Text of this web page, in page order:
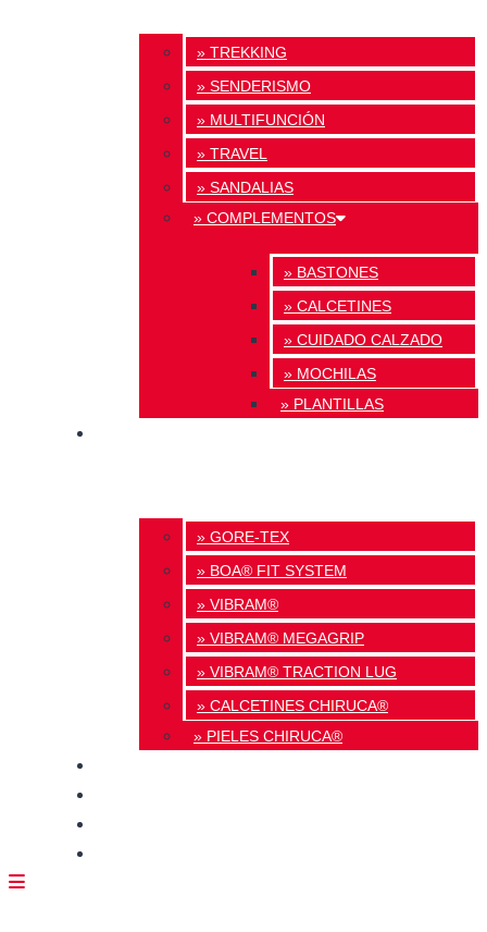
» TREKKING
» SENDERISMO
» MULTIFUNCIÓN
» TRAVEL
» SANDALIAS
» COMPLEMENTOS
» BASTONES
» CALCETINES
» CUIDADO CALZADO
» MOCHILAS
» PLANTILLAS
» GORE-TEX
» BOA® FIT SYSTEM
» VIBRAM®
» VIBRAM® MEGAGRIP
» VIBRAM® TRACTION LUG
» CALCETINES CHIRUCA®
» PIELES CHIRUCA®